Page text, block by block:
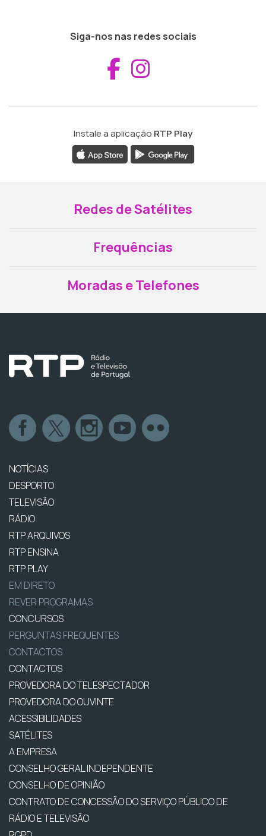
Siga-nos nas redes sociais
Aceder ao
Instale a aplicação RTP Play
Redes de Satélites
Frequências
Moradas e Telefones
NOTÍCIAS
DESPORTO
TELEVISÃO
RÁDIO
RTP ARQUIVOS
RTP ENSINA
RTP PLAY
EM DIRETO
REVER PROGRAMAS
CONCURSOS
PERGUNTAS FREQUENTES
CONTACTOS
CONTACTOS
PROVEDORA DO TELESPECTADOR
PROVEDORA DO OUVINTE
ACESSIBILIDADES
SATÉLITES
A EMPRESA
CONSELHO GERAL INDEPENDENTE
CONSELHO DE OPINIÃO
CONTRATO DE CONCESSÃO DO SERVIÇO PÚBLICO DE
RÁDIO E TELEVISÃO